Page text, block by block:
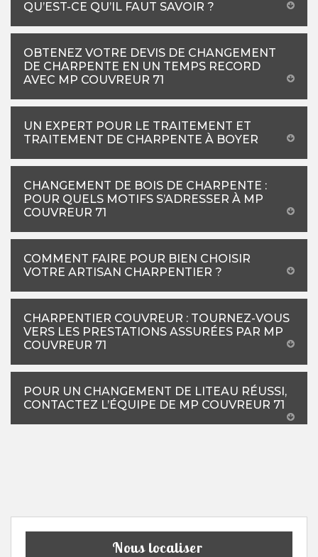
QU’EST-CE QU’IL FAUT SAVOIR ?
OBTENEZ VOTRE DEVIS DE CHANGEMENT
DE CHARPENTE EN UN TEMPS RECORD
AVEC MP COUVREUR 71
UN EXPERT POUR LE TRAITEMENT ET
TRAITEMENT DE CHARPENTE À BOYER
CHANGEMENT DE BOIS DE CHARPENTE :
POUR QUELS MOTIFS S’ADRESSER À MP
COUVREUR 71
COMMENT FAIRE POUR BIEN CHOISIR
VOTRE ARTISAN CHARPENTIER ?
CHARPENTIER COUVREUR : TOURNEZ-VOUS
VERS LES PRESTATIONS ASSURÉES PAR MP
COUVREUR 71
POUR UN CHANGEMENT DE LITEAU RÉUSSI,
CONTACTEZ L’ÉQUIPE DE MP COUVREUR 71
Nous localiser